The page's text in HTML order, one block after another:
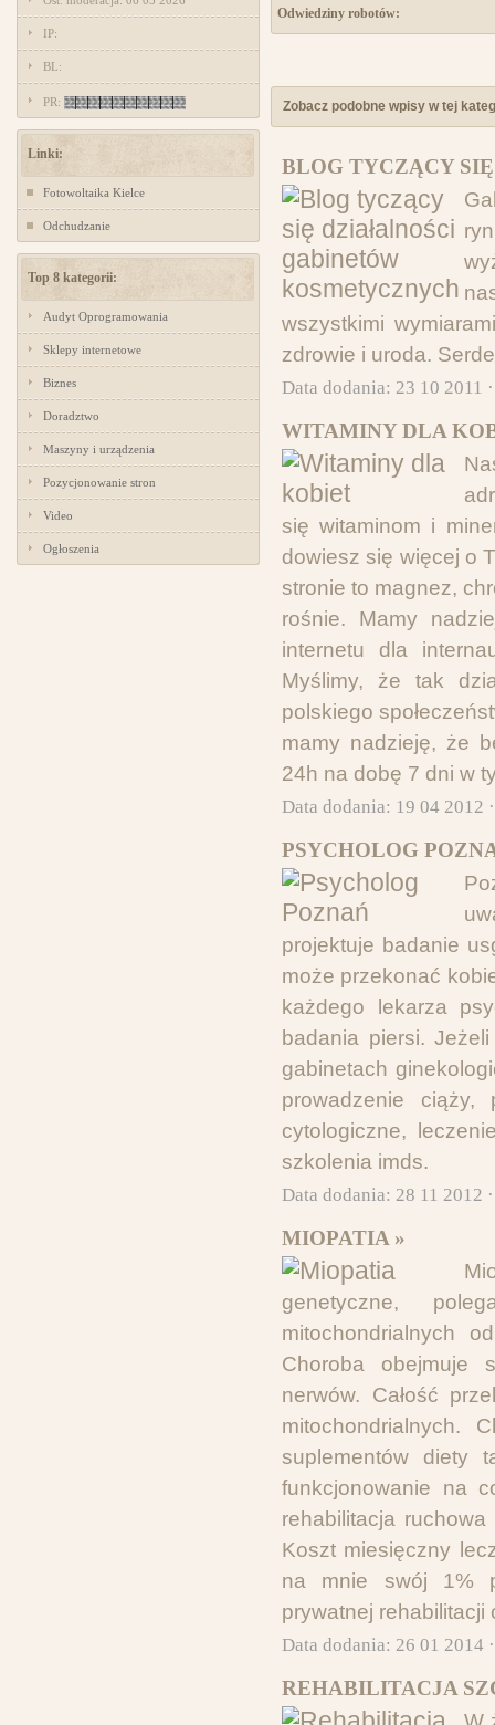
IP:
BL:
PR:
Linki:
Fotowoltaika Kielce
Odchudzanie
Top 8 kategorii:
Audyt Oprogramowania
Sklepy internetowe
Biznes
Doradztwo
Maszyny i urządzenia
Pozycjonowanie stron
Video
Ogłoszenia
Odwiedziny robotów:
Zobacz podobne wpisy w tej
BLOG TYCZĄCY
wszystkimi
zdrowie i uroda.
Data dodania: 23 10 2011
WITAMINY DLA
się witaminom i
dowiesz się więcej o
stronie to magnez,
rośnie. Mamy
internetu dla
Myślimy, że tak
polskiego
mamy nadzieję, że
24h na dobę 7 dni w
Data dodania: 19 04 2012
PSYCHOLOG
projektuje badanie
może przekonać
każdego lekarza
badania piersi.
gabinetach
prowadzenie ciąży,
cytologiczne,
szkolenia imds.
Data dodania: 28 11 2012
MIOPATIA »
genetyczne,
mitochondrialnych
Choroba obejmuje
nerwów. Całość
mitochondrialnych.
suplementów diety
funkcjonowanie na
rehabilitacja
Koszt miesięczny
na mnie swój 1%
prywatnej
Data dodania: 26 01 2014
REHABILITACJA